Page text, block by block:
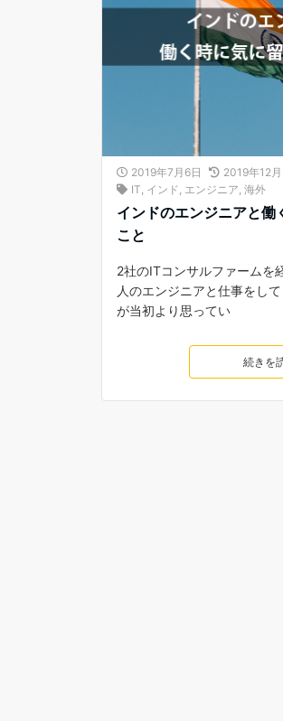
2019年7月6日
2019年12
IT, インド , エンジニア, 海外
インドのエンジニアと働
こと
2社のITコンサルファームを
人のエンジニアと仕事をし
が当初より思ってい
続きを